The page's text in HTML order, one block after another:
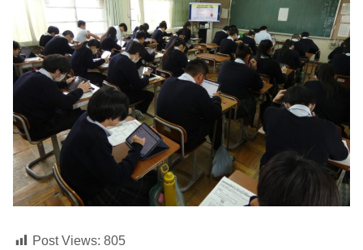
Post Views: 805